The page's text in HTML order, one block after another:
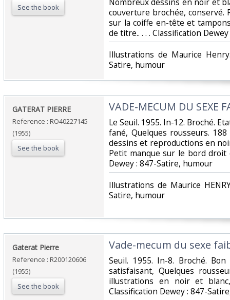
See the book
couverture brochée, conservé.
sur la coiffe en-tête et
de titre.. . . . Classification
‎Illustrations de Maurice
Satire, humour‎
‎GATERAT PIERRE‎
Reference : RO40227145
(1955)
See the book
‎VADE-MECUM DU SEXE
‎Le Seuil. 1955. In-12. Broché.
fané, Quelques rousseurs.
dessins et reproductions en
Petit manque sur le bord droit
Dewey : 847-Satire, humour‎
‎Illustrations de Maurice
Satire, humour‎
‎Gaterat Pierre‎
Reference : R200120606
(1955)
See the book
‎Vade-mecum du sexe
‎Seuil. 1955. In-8. Broché.
satisfaisant, Quelques
illustrations en noir et
Classification Dewey : 847-